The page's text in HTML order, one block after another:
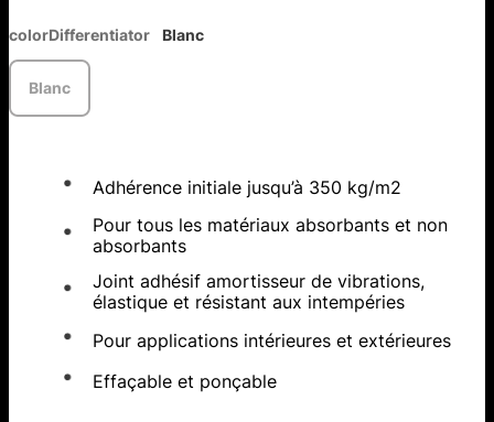
colorDifferentiator Blanc
Blanc
Adhérence initiale jusqu’à 350 kg/m2
Pour tous les matériaux absorbants et non
absorbants
Joint adhésif amortisseur de vibrations,
élastique et résistant aux intempéries
Pour applications intérieures et extérieures
Effaçable et ponçable